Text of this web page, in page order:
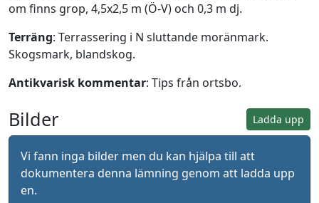
om finns grop, 4,5x2,5 m (Ö-V) och 0,3 m dj.
Terräng: Terrassering i N sluttande moränmark.
Skogsmark, blandskog.
Antikvarisk kommentar: Tips från ortsbo.
Ladda upp
Bilder
Vi fann inga bilder men du kan hjälpa till att
dokumentera denna lämning genom att ladda upp
en.